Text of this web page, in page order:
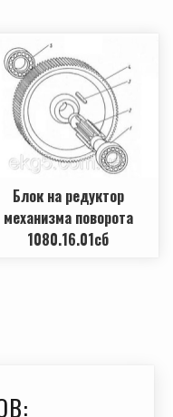
Блок на редуктор
механизма поворота
1080.16.01сб